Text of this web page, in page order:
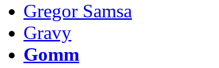
Gregor Samsa
Gravy
Gomm